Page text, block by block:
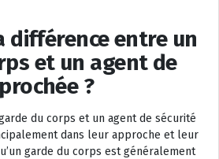
différence entre un
et un agent de
?
du corps et un agent de sécurité
dans leur approche et leur
garde du corps est généralement